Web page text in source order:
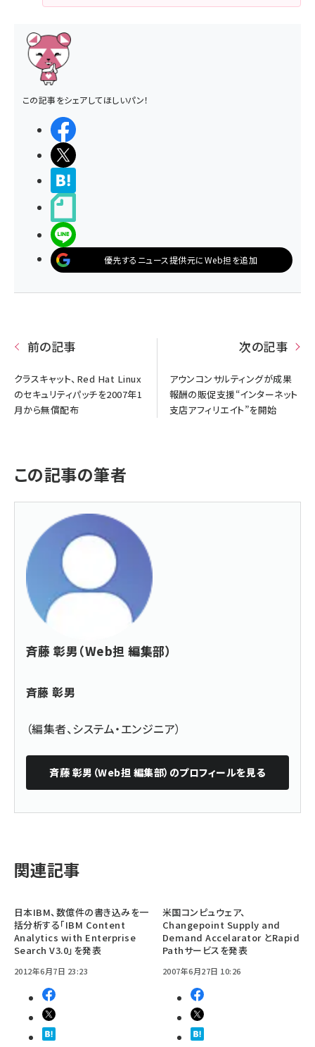
この記事をシェアしてほしいパン！
優先するニュース提供元にWeb担を追加
前の記事
クラスキャット、Red Hat Linux
のセキュリティパッチを2007年1
月から無償配布
次の記事
アウンコンサルティングが成果
報酬の販促支援“インターネット
支店アフィリエイト”を開始
この記事の筆者
斉藤 彰男（Web担 編集部）
斉藤 彰男
（編集者、システム・エンジニア）
斉藤 彰男（Web担 編集部） のプロフィールを見る
関連記事
日本IBM、数億件の書き込みを一
括分析する「IBM Content
Analytics with Enterprise
Search V3.0」を発表
2012年6月7日 23:23
米国コンピュウェア、
Changepoint Supply and
Demand Accelarator とRapid
Pathサービスを発表
2007年6月27日 10:26